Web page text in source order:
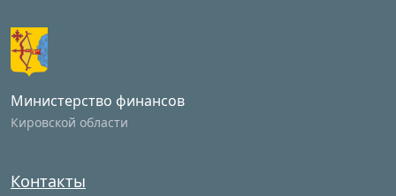
Министерство финансов
Кировской области
Контакты